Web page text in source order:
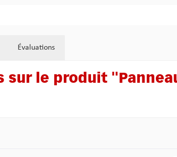
Évaluations
sur le produit